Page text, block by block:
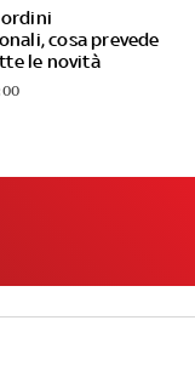
cosa prevede
le novità